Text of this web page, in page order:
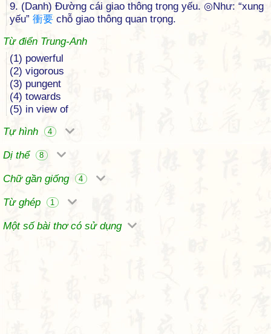
9. (Danh) Đường cái giao thông trọng yếu. ◎Như: “xung
yếu” 衝要 chỗ giao thông quan trọng.
Từ điển Trung-Anh
(1) powerful
(2) vigorous
(3) pungent
(4) towards
(5) in view of
Tự hình
4
Dị thể 8
Chữ gần giống 4
Từ ghép 1
Một số bài thơ có sử dụng